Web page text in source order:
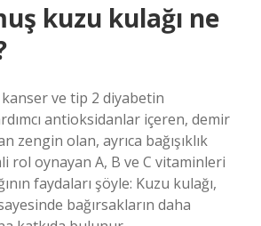
kuzu kulağı ne
kanser ve tip 2 diyabetin
antioksidanlar içeren, demir
zengin olan, ayrıca bağışıklık
rol oynayan A, B ve C vitaminleri
faydaları şöyle: Kuzu kulağı,
bağırsakların daha